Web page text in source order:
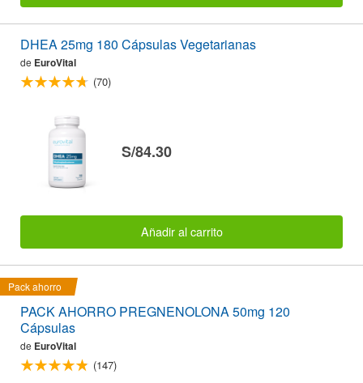
DHEA 25mg 180 Cápsulas Vegetarianas
de EuroVital
(70)
S/84.30
Añadir al carrito
Pack ahorro
PACK AHORRO PREGNENOLONA 50mg 120
Cápsulas
de EuroVital
(147)